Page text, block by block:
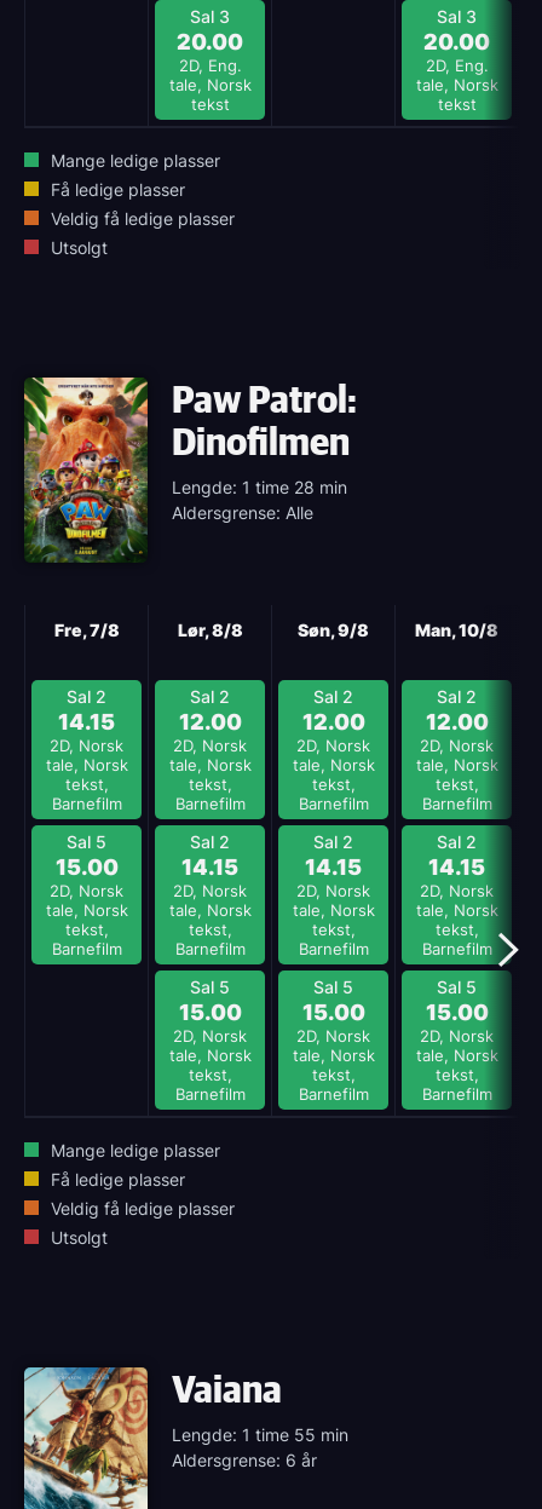
Sal 3
20.00
2D, Eng.
tale, Norsk
tekst
Sal 3
20.00
2D, Eng.
tale, Norsk
tekst
Mange ledige plasser
Få ledige plasser
Veldig få ledige plasser
Utsolgt
Paw Patrol:
Dinofilmen
Lengde: 1 time 28 min
Aldersgrense: Alle
Fre, 7/8
Sal 2
14.15
2D, Norsk
tale, Norsk
tekst,
Barnefilm
Sal 5
15.00
2D, Norsk
tale, Norsk
tekst,
Barnefilm
Lør, 8/8
Sal 2
12.00
2D, Norsk
tale, Norsk
tekst,
Barnefilm
Sal 2
14.15
2D, Norsk
tale, Norsk
tekst,
Barnefilm
Sal 5
15.00
2D, Norsk
tale, Norsk
tekst,
Barnefilm
Søn, 9/8
Sal 2
12.00
2D, Norsk
tale, Norsk
tekst,
Barnefilm
Sal 2
14.15
2D, Norsk
tale, Norsk
tekst,
Barnefilm
Sal 5
15.00
2D, Norsk
tale, Norsk
tekst,
Barnefilm
Man, 10/8
Sal 2
12.00
2D, Norsk
tale, Norsk
tekst,
Barnefilm
Sal 2
14.15
2D, Norsk
tale, Norsk
tekst,
Barnefilm
Sal 5
15.00
2D, Norsk
tale, Norsk
tekst,
Barnefilm
Mange ledige plasser
Få ledige plasser
Veldig få ledige plasser
Utsolgt
Vaiana
Lengde: 1 time 55 min
Aldersgrense: 6 år